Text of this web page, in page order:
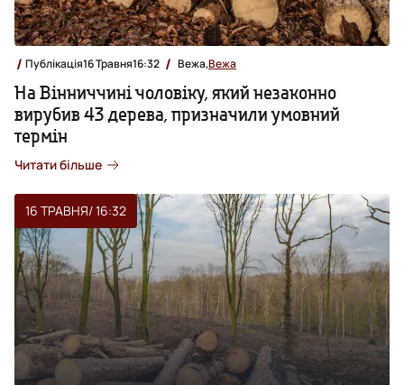
Публікація16 Травня16:32 Вежа,Вежа
На Вінниччині чоловіку, який незаконно
вирубив 43 дерева, призначили умовний
термін
Читати більше
16 ТРАВНЯ/ 16:32